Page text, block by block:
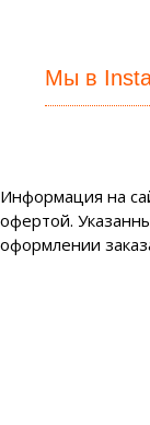
Мы в
Информация на
офертой.
оформлении